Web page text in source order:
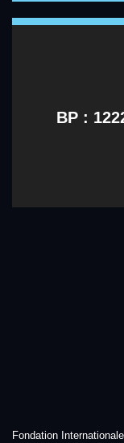
BP :
Fondation